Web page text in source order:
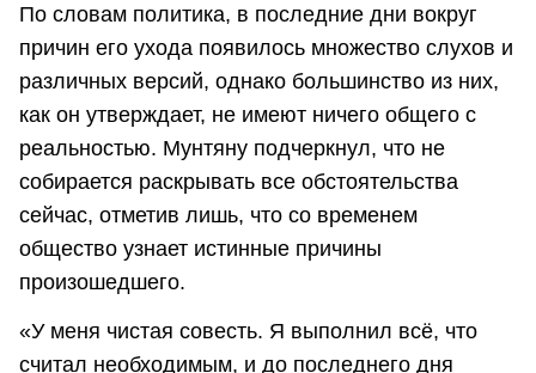
По словам политика, в последние дни вокруг
причин его ухода появилось множество слухов и
различных версий, однако большинство из них,
как он утверждает, не имеют ничего общего с
реальностью. Мунтяну подчеркнул, что не
собирается раскрывать все обстоятельства
сейчас, отметив лишь, что со временем
общество узнает истинные причины
произошедшего.
«У меня чистая совесть. Я выполнил всё, что
считал необходимым, и до последнего дня